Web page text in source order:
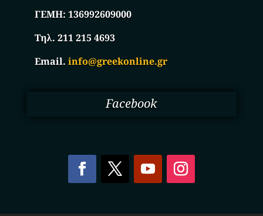
ΓΕΜΗ:136992609000
Τηλ. 211 215 4693
Email.info@greekonline.gr
Facebook